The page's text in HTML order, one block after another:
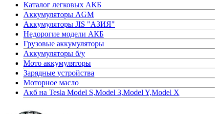
Каталог легковых АКБ
Аккумуляторы AGM
Аккумуляторы JIS "АЗИЯ"
Недорогие модели АКБ
Грузовые аккумуляторы
Аккумуляторы б/у
Мото аккумуляторы
Зарядные устройства
Моторное масло
Акб на Tesla Model S,Model 3,Model Y,Model X